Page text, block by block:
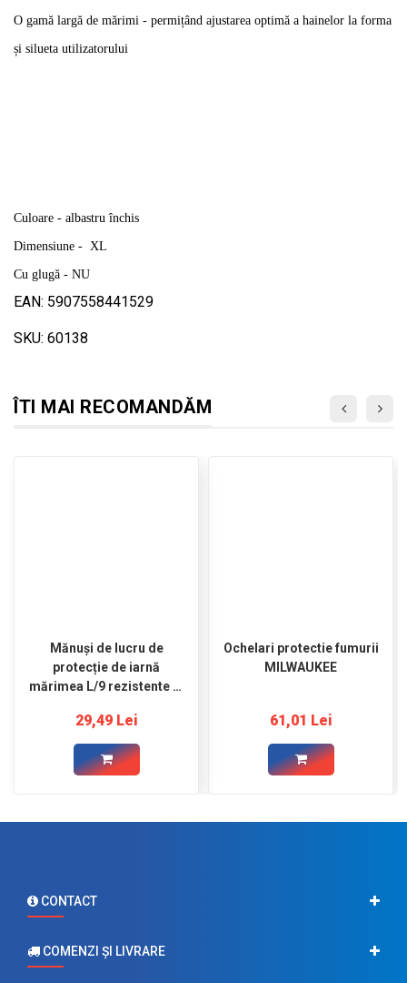
O gamă largă de mărimi - permițând ajustarea optimă a hainelor la forma
și silueta utilizatorului
Culoare - albastru închis
Dimensiune - XL
Cu glugă - NU
EAN: 5907558441529
SKU: 60138
ÎTI MAI RECOMANDĂM
Mănuși de lucru de
protecție de iarnă
mărimea L/9 rezistente la
1/A MILWAUKEE
29,49 Lei
Ochelari protectie fumurii
MILWAUKEE
61,01 Lei
CONTACT
COMENZI ŞI LIVRARE